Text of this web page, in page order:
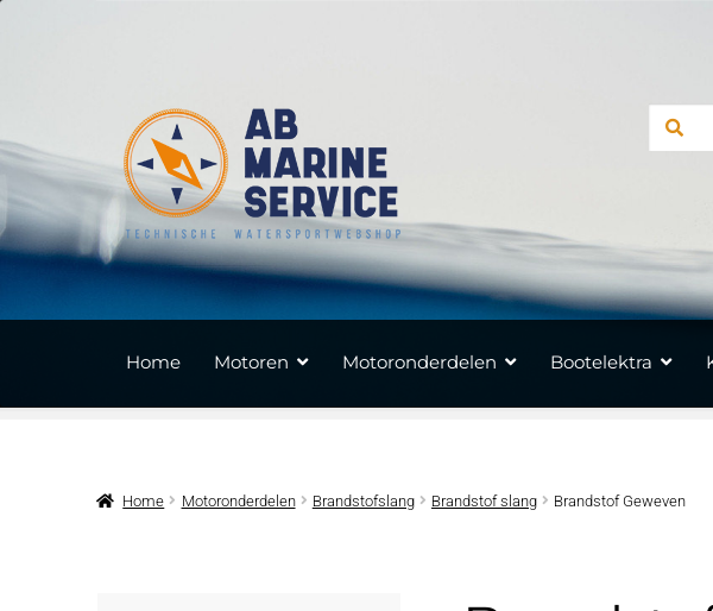
navigatie
inhoud
Home Motoren Motoronderdelen Bootelektra
Home Motoronderdelen Brandstofslang Brandstof slang Brandstof Geweven